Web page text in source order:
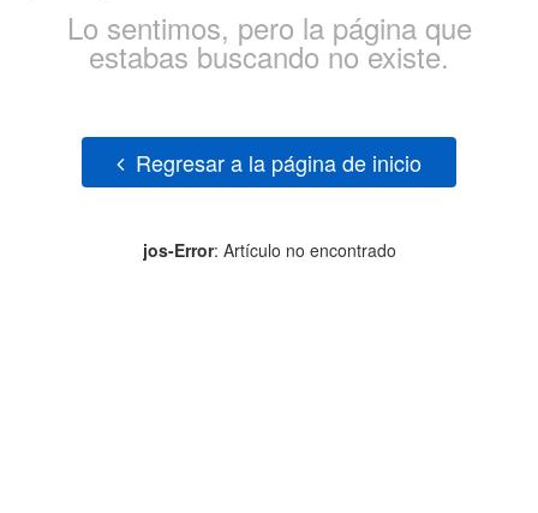
Lo sentimos, pero la página que
estabas buscando no existe.
Regresar a la página de inicio
jos-Error: Artículo no encontrado